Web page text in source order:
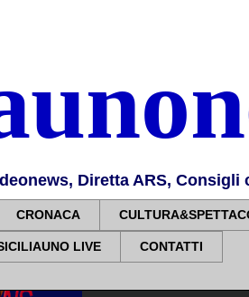
Diretta ARS,
CRONACA
LIVE CONTATTI